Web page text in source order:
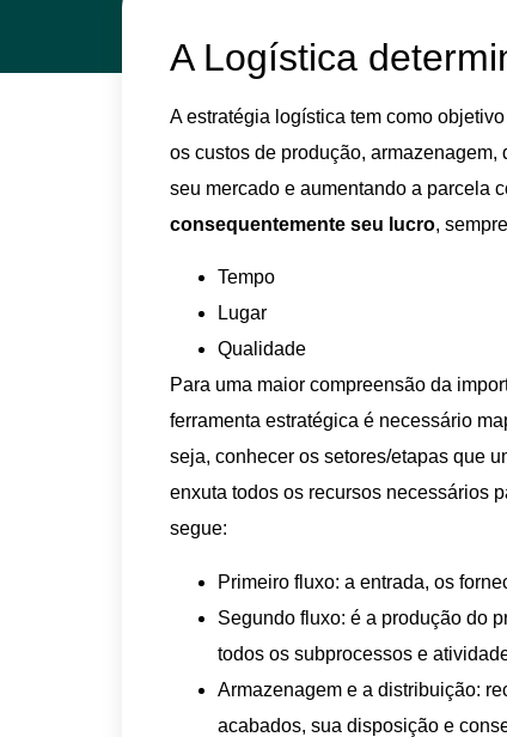
A Logística
A estratégia logística tem como
os custos de produção,
seu mercado e aumentando a parcela
consequentemente seu lucro,
Tempo
Lugar
Qualidade
Para uma maior compreensão da
ferramenta estratégica é necessário
seja, conhecer os setores/etapas que
enxuta todos os recursos necessários
segue:
Primeiro fluxo: a entrada, os
Segundo fluxo: é a produção do
todos os subprocessos e
Armazenagem e a distribuição:
acabados, sua disposição e